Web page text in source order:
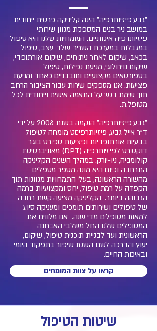
"גבע פיזיותרפיה" הינה קליניקה פרטית ייחודית
במושב ניר בנים המספקת מגוון שירותי
פיזיותרפיה איכותיים. המומחיות שלנו היא טיפול
במגבלות במערכת השריר-שלד-עצב, טיפול
בכאב, שיקום לאחר ניתוחים, שיקום אורתופדי,
שיקום נוירולוגי, מניעת נפילות, טיפול
בספורטאים מקצועיים וחובבניים כאחד ומניעת
פציעות. אנו מספקים שירות עבור הציבור הרחב
תוך שימת דגש על התאמה אישית וייחודית לכל
מטופל.ת.
"גבע פיזיותרפיה" הוקמה בשנת 2008 על ידי
ד"ר אייל גבע, פיזיותרפיסט מומחה לטיפול
בבעיות אורתופדיות ופציעות ספורט בוגר
דוקטורט לפיזיותרפיה (DPT) מאוניברסיטת
קולומביה, ניו-יורק. במהלך השנים הקליניקה
התרחבה וכיום היא מונה מספר מטפלים
מהשורה הראשונה, בעלי התמחויות מגוונות תוך
הקפדה על רמת טיפול, יחס ומקצועיות ברמה
הגבוהה ביותר. הקליניקה מציעה קשת רחבה
של טיפולים ושירותים תומכים ומעניקה סיוע
למאות מטופלים מדי שנה. אנו מלווים את
המטופלים שלנו החל משלבי האבחנה
הראשונית ועד לבניית תוכנית טיפול, שיקום,
יעוץ והדרכה לשם השגת שיפור בתפקוד היומי
ובאיכות החיים.
קראו על צוות המומחים
שיטות הטיפול